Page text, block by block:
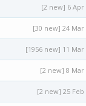
[2 new] 6 Apr
[30 new] 24 Mar
[1956 new] 11 Mar
[2 new] 8 Mar
[2 new] 25 Feb